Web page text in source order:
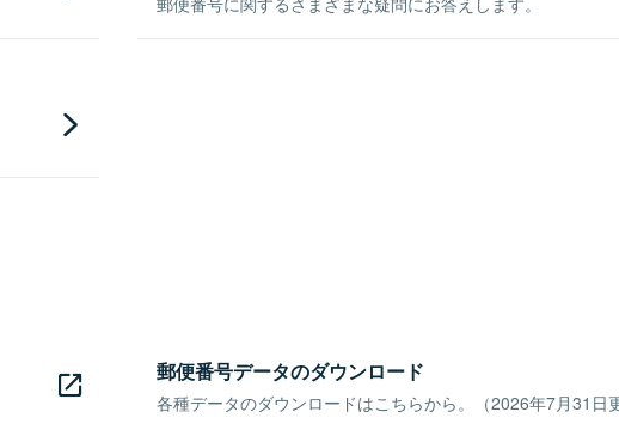
郵便番号データのダウンロード
各種データのダウンロードはこちらから。（2026年7月31日